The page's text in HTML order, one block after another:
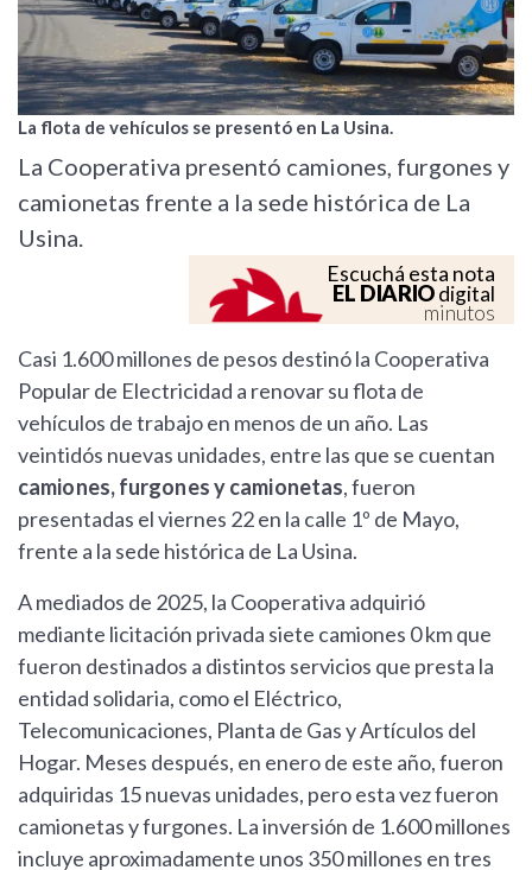
La flota de vehículos se presentó en La Usina.
La Cooperativa presentó camiones, furgones y
camionetas frente a la sede histórica de La
Usina.
Escuchá esta nota
EL DIARIOdigital
minutos
Casi 1.600 millones de pesos destinó la Cooperativa
Popular de Electricidad a renovar su flota de
vehículos de trabajo en menos de un año. Las
veintidós nuevas unidades, entre las que se cuentan
camiones, furgones y camionetas, fueron
presentadas el viernes 22 en la calle 1º de Mayo,
frente a la sede histórica de La Usina.
A mediados de 2025, la Cooperativa adquirió
mediante licitación privada siete camiones 0 km que
fueron destinados a distintos servicios que presta la
entidad solidaria, como el Eléctrico,
Telecomunicaciones, Planta de Gas y Artículos del
Hogar. Meses después, en enero de este año, fueron
adquiridas 15 nuevas unidades, pero esta vez fueron
camionetas y furgones. La inversión de 1.600 millones
incluye aproximadamente unos 350 millones en tres